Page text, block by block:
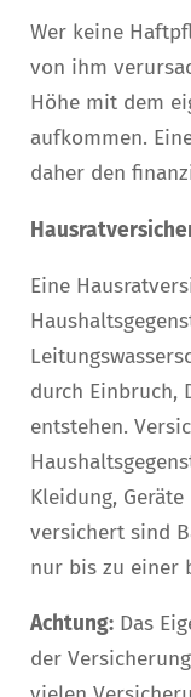
Wer keine
von ihm
Höhe mit dem
aufkommen.
daher den
Eine
durch Einbruch,
entstehen.
Kleidung,
versichert sind
nur bis zu einer
Achtung: Das
der